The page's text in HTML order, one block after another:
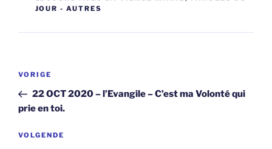
JOUR - AUTRES
Berichtnavigatie
Vorig
bericht
VORIGE
22 OCT 2020 – l’Evangile – C’est ma Volonté qui
prie en toi.
Volgend
VOLGENDE